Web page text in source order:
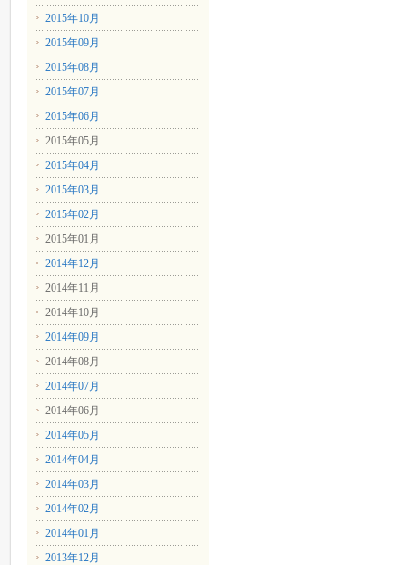
2015年10月
2015年09月
2015年08月
2015年07月
2015年06月
2015年05月
2015年04月
2015年03月
2015年02月
2015年01月
2014年12月
2014年11月
2014年10月
2014年09月
2014年08月
2014年07月
2014年06月
2014年05月
2014年04月
2014年03月
2014年02月
2014年01月
2013年12月